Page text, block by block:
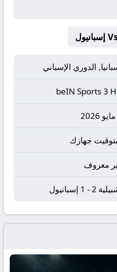
الدوري الإسباني
beIN Sports 3
جهازك
معروف
2 - 1 إسبانيول